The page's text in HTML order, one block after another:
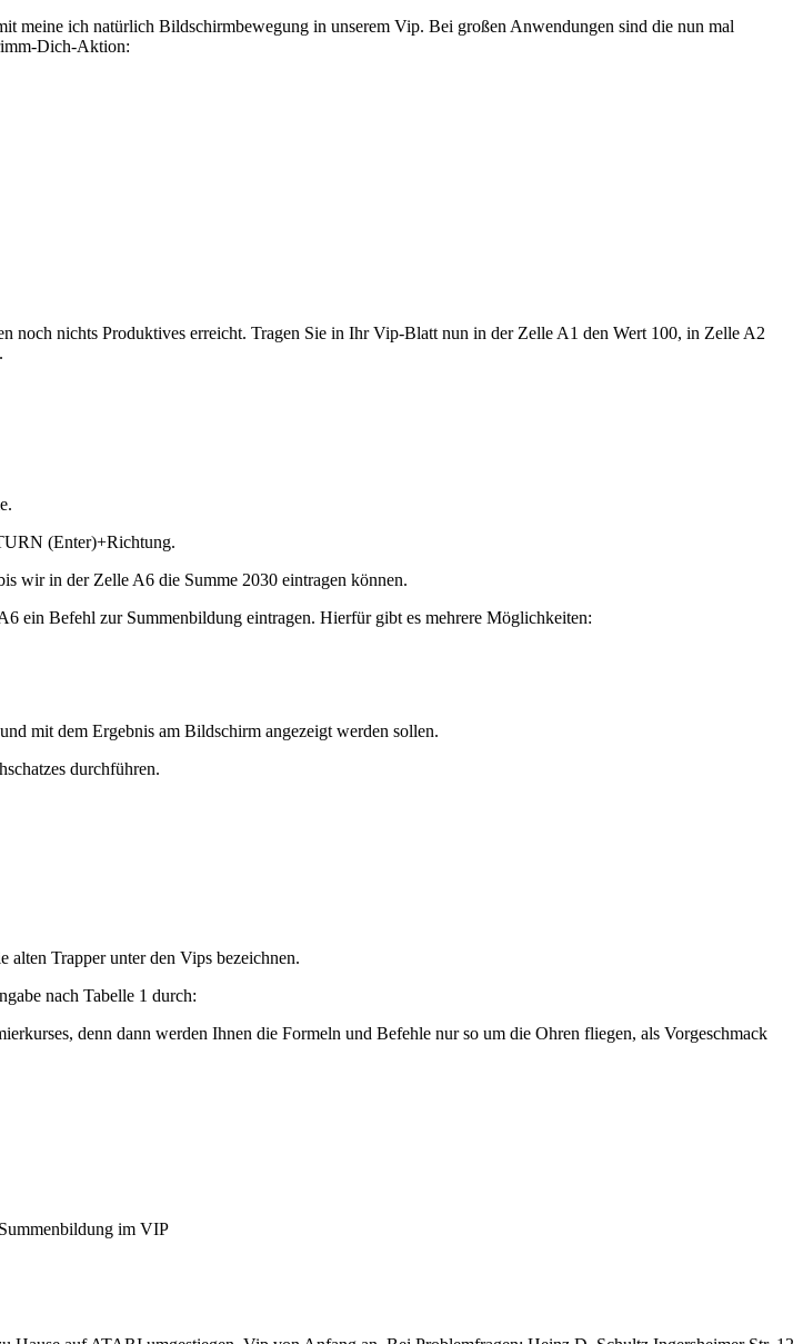
ich natürlich Bildschirmbewegung in unserem Vip. Bei großen Anwendungen sind die nun mal
Dich-Aktion:
noch nichts Produktives erreicht. Tragen Sie in Ihr Vip-Blatt nun in der Zelle A1 den Wert 100, in Zelle A2
(Enter)+Richtung.
wir in der Zelle A6 die Summe 2030 eintragen können.
ein Befehl zur Summenbildung eintragen. Hierfür gibt es mehrere Möglichkeiten:
mit dem Ergebnis am Bildschirm angezeigt werden sollen.
durchführen.
alten Trapper unter den Vips bezeichnen.
nach Tabelle 1 durch:
denn dann werden Ihnen die Formeln und Befehle nur so um die Ohren fliegen, als Vorgeschmack
im VIP